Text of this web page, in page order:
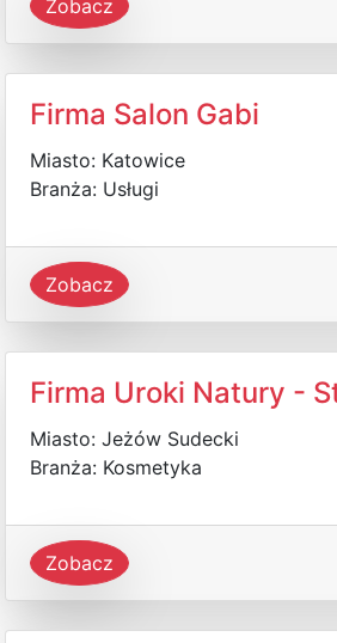
Zobacz
Firma Salon Gabi
Miasto: Katowice
Branża: Usługi
Zobacz
Firma Uroki Natury -
Miasto: Jeżów Sudecki
Branża: Kosmetyka
Zobacz